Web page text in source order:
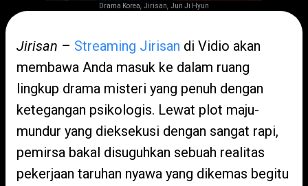
Drama Korea, Jirisan, Jun Ji Hyun
Jirisan – Streaming Jirisan di Vidio akan
membawa Anda masuk ke dalam ruang
lingkup drama misteri yang penuh dengan
ketegangan psikologis. Lewat plot maju-
mundur yang dieksekusi dengan sangat rapi,
pemirsa bakal disuguhkan sebuah realitas
pekerjaan taruhan nyawa yang dikemas begitu